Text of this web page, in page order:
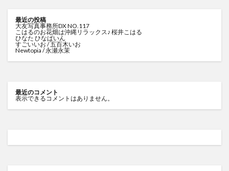
最近の投稿
大友写真事務所DX NO.117
こはるのお花畑は沖縄リラックス♪ 桜井こはる
ひなた ひなぱいん
すごいいお / 五百木いお
Newtopia / 永瀬永茉
最近のコメント
表示できるコメントはありません。